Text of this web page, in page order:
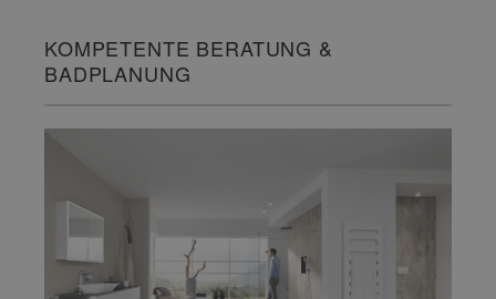
KOMPETENTE BERATUNG &
BADPLANUNG